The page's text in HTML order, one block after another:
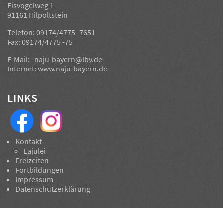
Eisvogelweg 1
91161 Hilpoltstein
Telefon: 09174/4775 -7651
Fax: 09174/4775 -75
E-Mail: naju-bayern@lbv.de
Internet: www.naju-bayern.de
LINKS
Kontakt
Lajulei
Freizeiten
Fortbildungen
Impressum
Datenschutzerklärung